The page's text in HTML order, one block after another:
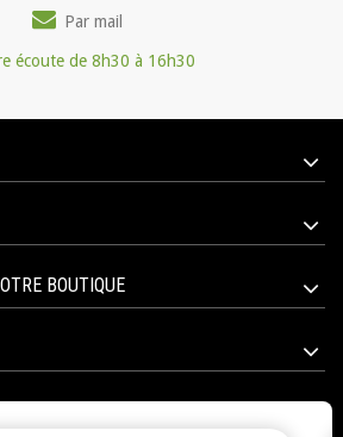
Par mail
écoute de 8h30 à 16h30
BOUTIQUE